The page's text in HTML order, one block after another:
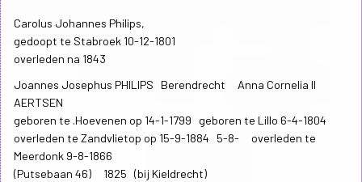
Carolus Johannes Philips,
gedoopt te Stabroek 10-12-1801
overleden na 1843
Joannes Josephus PHILIPS Berendrecht Anna Cornelia II
AERTSEN
geboren te .Hoevenen op 14-1-1799 geboren te Lillo 6-4-1804
overleden te Zandvlietop op 15-9-1884 5-8- overleden te
Meerdonk 9-8-1866
(Putsebaan 46) 1825 (bij Kieldrecht)